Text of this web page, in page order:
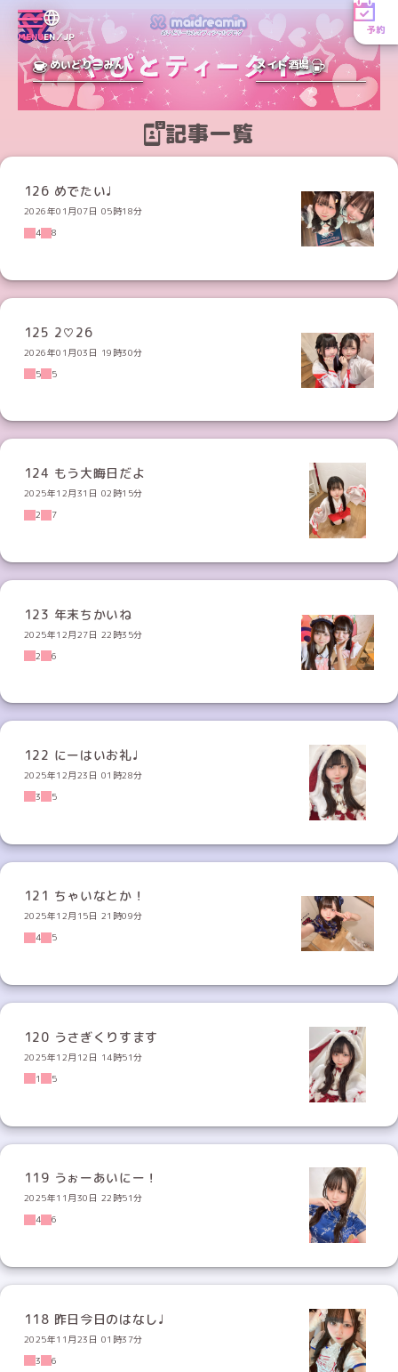
MENUEN／JP
予約
めいどりーみん メイド酒場
記事一覧
126 めでたい♩
2026年01月07日 05時18分
4
8
125 2♡26
2026年01月03日 19時30分
5
5
124 もう大晦日だよ
2025年12月31日 02時15分
2
7
123 年末ちかいね
2025年12月27日 22時35分
2
6
122 にーはいお礼♩
2025年12月23日 01時28分
3
5
121 ちゃいなとか！
2025年12月15日 21時09分
4
5
120 うさぎくりすます
2025年12月12日 14時51分
1
5
119 うぉーあいにー！
2025年11月30日 22時51分
4
6
118 昨日今日のはなし♩
2025年11月23日 01時37分
3
6